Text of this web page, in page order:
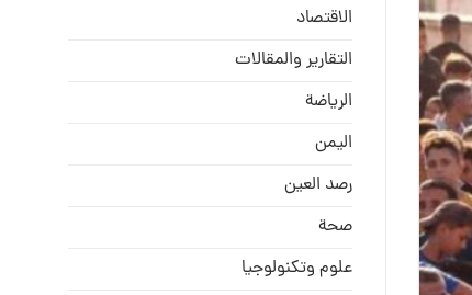
الاقتصاد
التقارير والمقالات
الریاضة
الیمن
رصد العین
صحة
علوم وتكنولوجيا